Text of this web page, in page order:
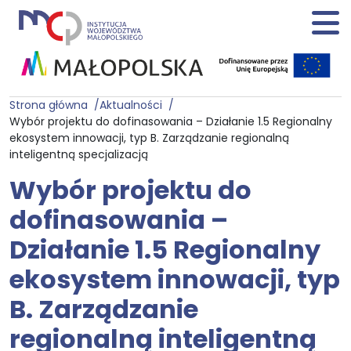
Strona główna
Aktualności
Wybór projektu do dofinasowania – Działanie 1.5 Regionalny
ekosystem innowacji, typ B. Zarządzanie regionalną
inteligentną specjalizacją
Wybór projektu do
dofinasowania –
Działanie 1.5 Regionalny
ekosystem innowacji, typ
B. Zarządzanie
regionalną inteligentną